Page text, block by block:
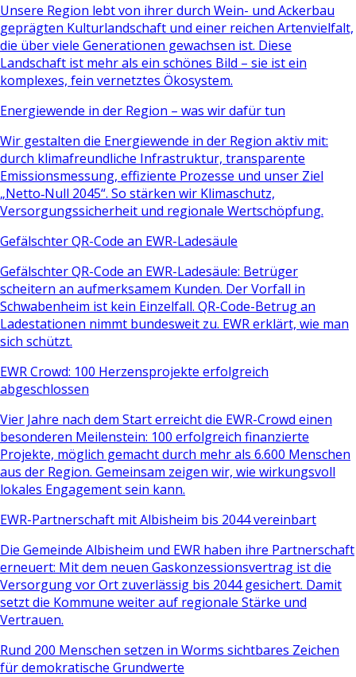
Unsere Region lebt von ihrer durch Wein- und Ackerbau
geprägten Kulturlandschaft und einer reichen Artenvielfalt,
die über viele Generationen gewachsen ist. Diese
Landschaft ist mehr als ein schönes Bild – sie ist ein
komplexes, fein vernetztes Ökosystem.
Energiewende in der Region – was wir dafür tun
Wir gestalten die Energiewende in der Region aktiv mit:
durch klimafreundliche Infrastruktur, transparente
Emissionsmessung, effiziente Prozesse und unser Ziel
„Netto‑Null 2045“. So stärken wir Klimaschutz,
Versorgungssicherheit und regionale Wertschöpfung.
Gefälschter QR-Code an EWR-Ladesäule
Gefälschter QR-Code an EWR-Ladesäule: Betrüger
scheitern an aufmerksamem Kunden. Der Vorfall in
Schwabenheim ist kein Einzelfall. QR-Code-Betrug an
Ladestationen nimmt bundesweit zu. EWR erklärt, wie man
sich schützt.
EWR Crowd: 100 Herzensprojekte erfolgreich
abgeschlossen
Vier Jahre nach dem Start erreicht die EWR-Crowd einen
besonderen Meilenstein: 100 erfolgreich finanzierte
Projekte, möglich gemacht durch mehr als 6.600 Menschen
aus der Region. Gemeinsam zeigen wir, wie wirkungsvoll
lokales Engagement sein kann.
EWR-Partnerschaft mit Albisheim bis 2044 vereinbart
Die Gemeinde Albisheim und EWR haben ihre Partnerschaft
erneuert: Mit dem neuen Gaskonzessionsvertrag ist die
Versorgung vor Ort zuverlässig bis 2044 gesichert. Damit
setzt die Kommune weiter auf regionale Stärke und
Vertrauen.
Rund 200 Menschen setzen in Worms sichtbares Zeichen
für demokratische Grundwerte